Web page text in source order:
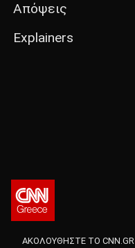
Απόψεις
Explainers
ΑΚΟΛΟΥΘΗΣΤΕ ΤΟ CNN.GR